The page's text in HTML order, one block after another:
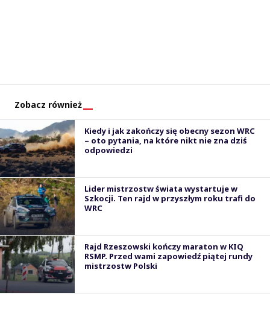
Zobacz również
Kiedy i jak zakończy się obecny sezon WRC
– oto pytania, na które nikt nie zna dziś
odpowiedzi
Lider mistrzostw świata wystartuje w
Szkocji. Ten rajd w przyszłym roku trafi do
WRC
Rajd Rzeszowski kończy maraton w KIQ
RSMP. Przed wami zapowiedź piątej rundy
mistrzostw Polski